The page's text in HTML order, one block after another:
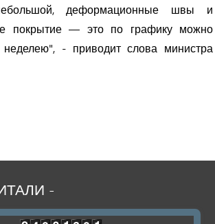
деформационные швы и
покрытие — это по графику можно
- приводит слова министра
-